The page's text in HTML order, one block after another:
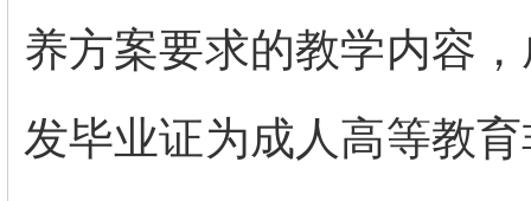
养方案要求的教学内容
发毕业证为成人高等教